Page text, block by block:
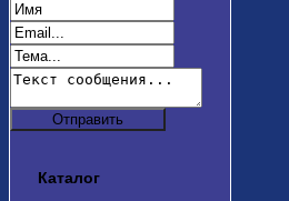
Каталог